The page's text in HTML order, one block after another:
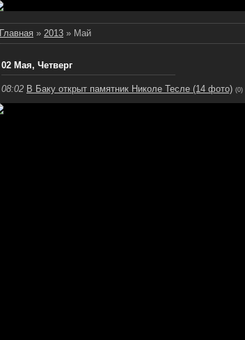
Главная » 2013 » Май
02 Мая, Четверг
08:02 В Баку открыт памятник Николе Тесле (14 фото) (0)